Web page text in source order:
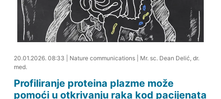
20.01.2026. 08:42
20.01.2026. 08:33 Nature communications| Mr. sc. Dean Delić, dr.
med.
Profiliranje proteina plazme može
pomoći u otkrivanju raka kod pacijenata